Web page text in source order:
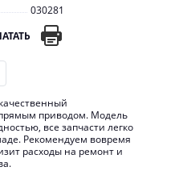
030281
приводом. Модель
все запчасти легко
Рекомендуем вовремя
расходы на ремонт и